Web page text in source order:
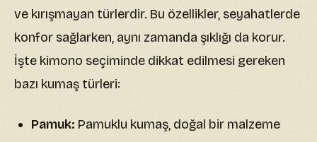
ve kırışmayan türlerdir. Bu özellikler, seyahatlerde
konfor sağlarken, aynı zamanda şıklığı da korur.
İşte kimono seçiminde dikkat edilmesi gereken
bazı kumaş türleri:
Pamuk: Pamuklu kumaş, doğal bir malzeme